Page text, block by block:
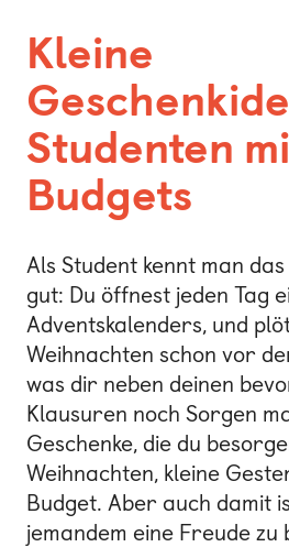
Kleine
Studenten
Budgets
Als Student kennt man
gut: Du öffnest jeden Tag
Adventskalenders, und
Weihnachten schon vor
was dir neben deinen
Klausuren noch Sorgen
Geschenke, die du
Weihnachten, kleine
Budget. Aber auch damit
jemandem eine Freude zu